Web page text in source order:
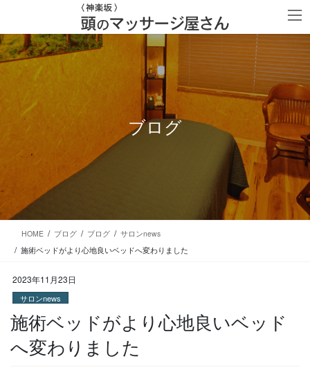
テ
ン
ツ
に
ゲ
ー
シ
ョ
ブログ
HOME ブログ ブログ
サロンnews
施術ベッドがより心地良いベッドへ変わりました
2023年11月23日
サロンnews
施術ベッドがより心地良いベッド
へ変わりました